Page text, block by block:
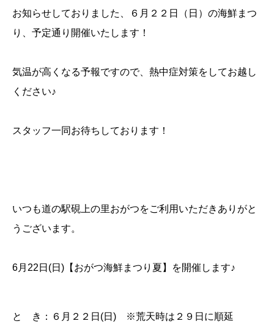
お知らせしておりました、６月２２日（日）の海鮮まつ
り、予定通り開催いたします！
気温が高くなる予報ですので、熱中症対策をしてお越し
ください♪
スタッフ一同お待ちしております！
いつも道の駅硯上の里おがつをご利用いただきありがと
うございます。
6月22日(日)【おがつ海鮮まつり夏】を開催します♪
と き：６月２２日(日) ※荒天時は２９日に順延